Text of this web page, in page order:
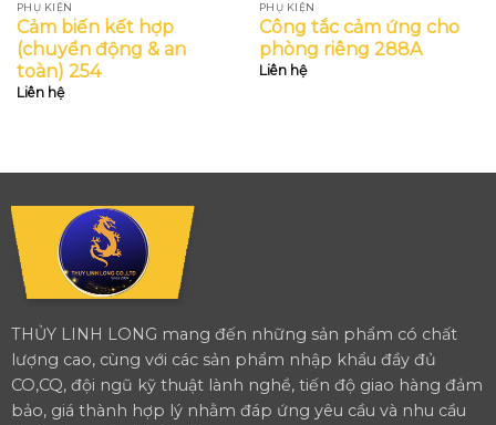
PHỤ KIỆN
Cảm biến kết hợp
(chuyển động & an
toàn) 254
Liên hệ
PHỤ KIỆN
Công tắc cảm ứng cho
phòng riêng 288A
Liên hệ
THỦY LINH LONG mang đến những sản phẩm có chất
lượng cao, cùng với các sản phẩm nhập khẩu đầy đủ
CO,CQ, đội ngũ kỹ thuật lành nghề, tiến độ giao hàng đảm
bảo, giá thành hợp lý nhằm đáp ứng yêu cầu và nhu cầu